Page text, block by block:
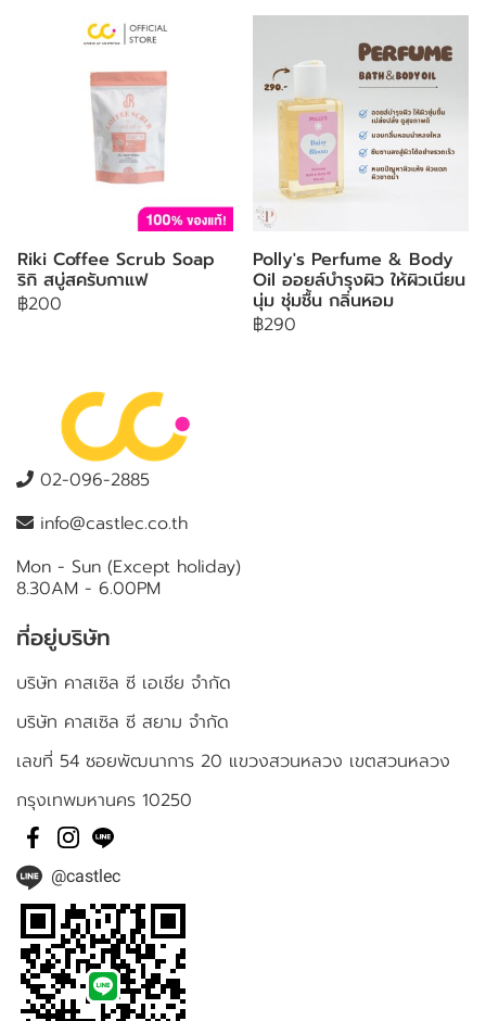
Riki Coffee Scrub Soap
ริกิ สบู่สครับกาแฟ
฿200
Polly's Perfume & Body
Oil ออยล์บำรุงผิว ให้ผิวเนียน
นุ่ม ชุ่มชื้น กลิ่นหอม
฿290
02-096-2885
info@castlec.co.th
Mon - Sun (Except holiday)
8.30AM - 6.00PM
ที่อยู่บริษัท
บริษัท คาสเซิล ซี เอเชีย จำกัด
บริษัท คาสเซิล ซี สยาม จำกัด
เลขที่ 54 ซอยพัฒนาการ 20 แขวงสวนหลวง เขตสวนหลวง
กรุงเทพมหานคร 10250
@castlec